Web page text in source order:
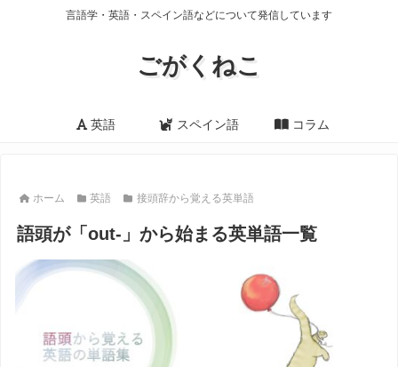
言語学・英語・スペイン語などについて発信しています
ごがくねこ
英語 スペイン語 コラム
ホーム 英語 接頭辞から覚える英単語
語頭が「out-」から始まる英単語一覧